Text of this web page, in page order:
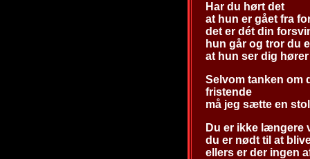
Har du hørt det
at hun er gået fra
det er dét din
hun går og tror du
at hun ser dig
Selvom tanken om
fristende
må jeg sætte en
Du er ikke længere
du er nødt til at
ellers er der ingen